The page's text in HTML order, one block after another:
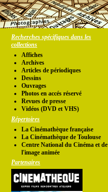
Recherches spécifiques dans les
collections
Affiches
Archives
Articles de périodiques
Dessins
Ouvrages
Photos en accés réservé
Revues de presse
Vidéos (DVD et VHS)
Répertoires
La Cinémathèque française
La Cinémathèque de Toulouse
Centre National du Cinéma et de
l'image animée
Partenaires